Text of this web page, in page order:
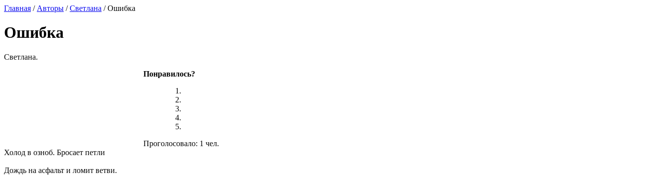
Главная / Авторы /Светлана / Ошибка
Ошибка
Светлана.
Понравилось?
Проголосовало: 1 чел.
Холод в озноб. Бросает петли
Дождь на асфальт и ломит ветви.